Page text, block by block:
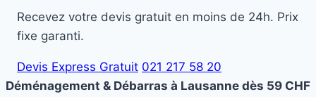
Recevez votre devis gratuit en moins de 24h. Prix
fixe garanti.
Devis Express Gratuit 021 217 58 20
Déménagement & Débarras à Lausanne dès 59 CHF